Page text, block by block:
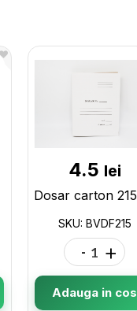
4.5 lei
SKU: BVDF215
- +
Adauga in cos